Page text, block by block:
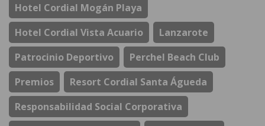
Hotel Cordial Mogán Playa
Hotel Cordial Vista Acuario
Lanzarote
Patrocinio Deportivo
Perchel Beach Club
Premios
Resort Cordial Santa Águeda
Responsabilidad Social Corporativa